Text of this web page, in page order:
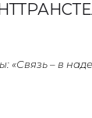
«Связь – в